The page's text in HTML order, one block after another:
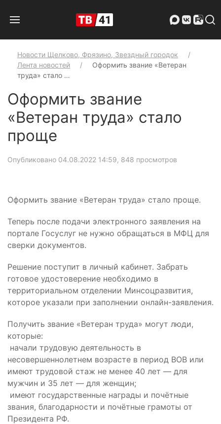
Новости Щелково, Фрязино, Звездный городок
Лента новостей
Оформить звание «Ветеран
труда» стало …
Оформить звание
«Ветеран труда» стало
проще
Опубликовано 04.08.2022 14:59, 848 просмотров
Оформить звание «Ветеран труда» стало проще.
Теперь после подачи электронного заявления на
портале Госуслуг не нужно обращаться в МФЦ для
сверки документов.
Решение поступит в личный кабинет. Забрать
готовое удостоверение необходимо в
территориальном отделении Минсоцразвития,
которое указали при заполнении онлайн-заявления.
Получить звание «Ветеран труда» могут люди,
которые:
начали трудовую деятельность в
несовершеннолетнем возрасте в период ВОВ или
имеют трудовой стаж не менее 40 лет — для
мужчин и 35 лет — для женщин;
имеют государственные награды и почётные
звания, благодарности и почётные грамоты от
Президента РФ.